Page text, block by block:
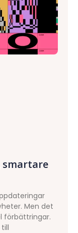
smartare
Men det
förbättringar.